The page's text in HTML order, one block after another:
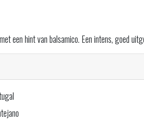
een hint van balsamico. Een intens, goed